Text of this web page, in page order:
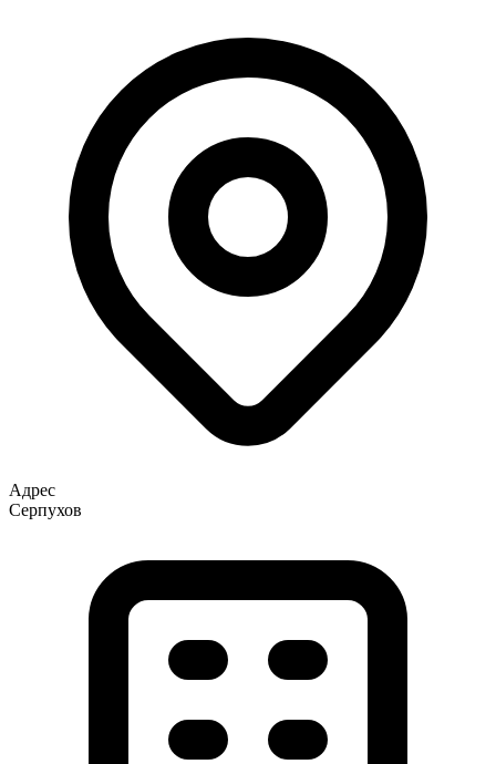
Адрес
Серпухов